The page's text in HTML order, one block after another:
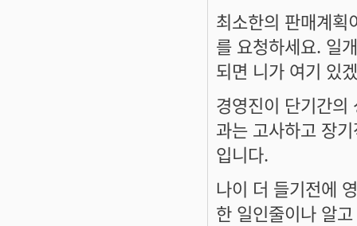
최소한의 판매계획
를 요청하세요. 일
되면 니가 여기 있
경영진이 단기간
과는 고사하고 장
입니다.
나이 더 들기전에
한 일인줄이나 알